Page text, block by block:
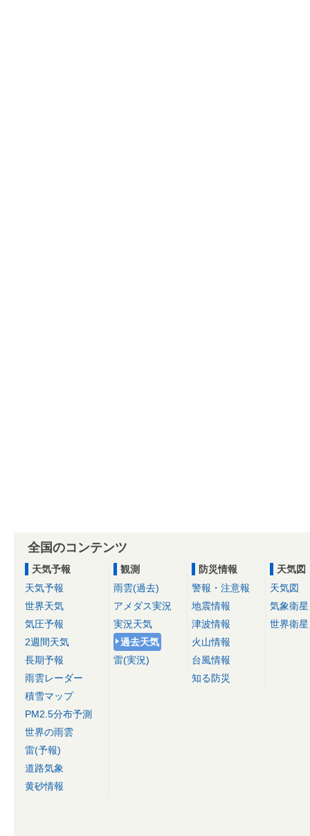
全国のコンテンツ
天気予報
天気予報
世界天気
気圧予報
2週間天気
長期予報
雨雲レーダー
積雪マップ
PM2.5分布予測
世界の雨雲
雷(予報)
道路気象
黄砂情報
観測
雨雲(過去)
アメダス実況
実況天気
過去天気
雷(実況)
防災情報
警報・注意報
地震情報
津波情報
火山情報
台風情報
知る防災
天気図
天気図
気象衛星
世界衛星